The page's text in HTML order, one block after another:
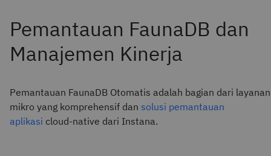
Pemantauan FaunaDB Otomatis adalah bagian dari layanan
mikro yang komprehensif dan solusi pemantauan
aplikasi cloud-native dari Instana.